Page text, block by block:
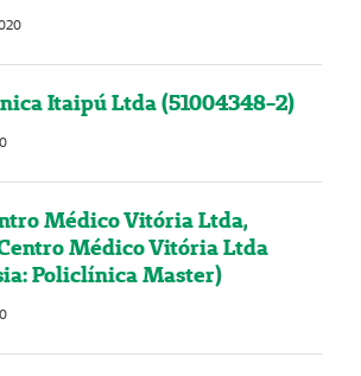
Itaipú Ltda (51004348-2)
Médico Vitória Ltda,
Médico Vitória Ltda
Policlínica Master)